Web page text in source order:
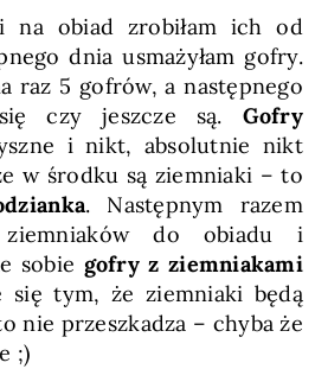
na obiad zrobiłam ich od
dnia usmażyłam gofry.
raz 5 gofrów, a następnego
czy jeszcze są. Gofry
i nikt, absolutnie nikt
w środku są ziemniaki – to
. Następnym razem
do obiadu i
sobie gofry z ziemniakami
tym, że ziemniaki będą
nie przeszkadza – chyba że
;)